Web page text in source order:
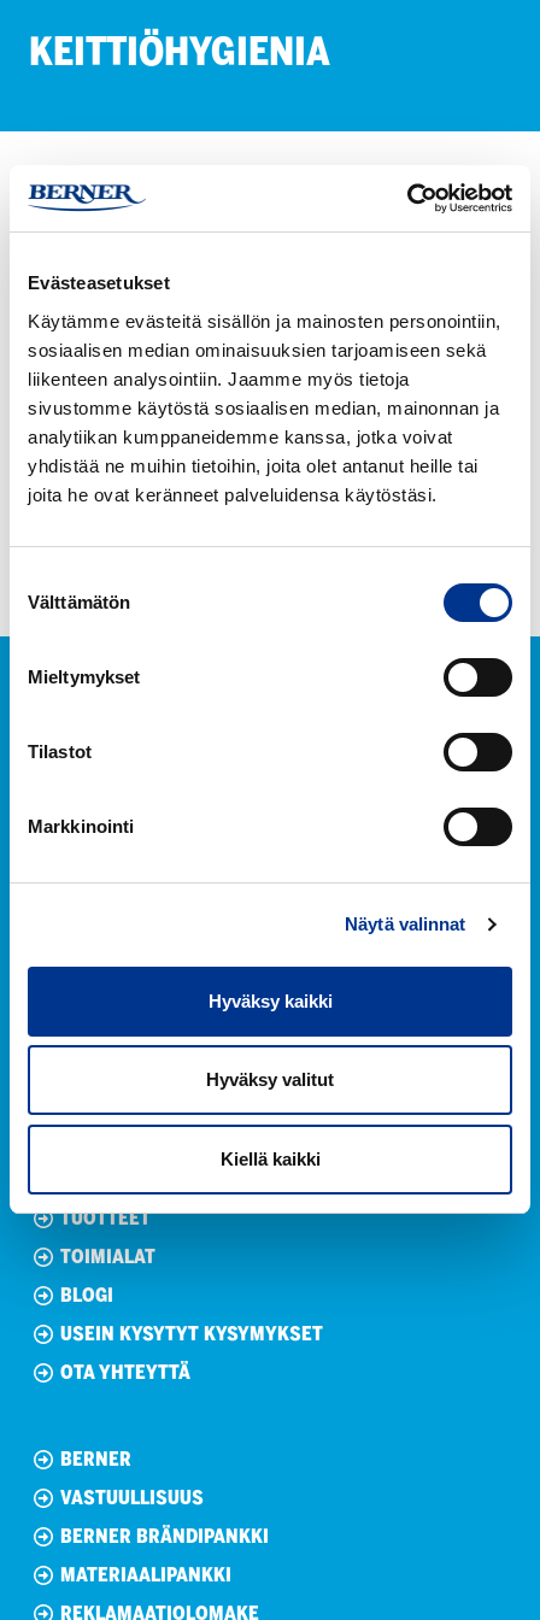
Evästeasetukset
Käytämme evästeitä sisällön ja mainosten personointiin,
sosiaalisen median ominaisuuksien tarjoamiseen sekä
liikenteen analysointiin. Jaamme myös tietoja
sivustomme käytöstä sosiaalisen median, mainonnan ja
analytiikan kumppaneidemme kanssa, jotka voivat
yhdistää ne muihin tietoihin, joita olet antanut heille tai
joita he ovat keränneet palveluidensa käytöstäsi.
valinta
Välttämätön
Mieltymykset
Tilastot
Markkinointi
Näytä valinnat
Hyväksy kaikki
Hyväksy valitut
Kiellä kaikki
KEITTIÖHYGIENIA
TOIMIALAT Toimistot
tuotteilla. Tehosta siivousta ja varmista raikas ympäristö.
HETI
Kalpo
500
ml
HETI
TISKI
Facebook
TUOTTEET
TOIMIALAT
BLOGI
USEIN KYSYTYT KYSYMYKSET
OTA YHTEYTTÄ
BERNER
VASTUULLISUUS
BERNER BRÄNDIPANKKI
MATERIAALIPANKKI
REKLAMAATIOLOMAKE